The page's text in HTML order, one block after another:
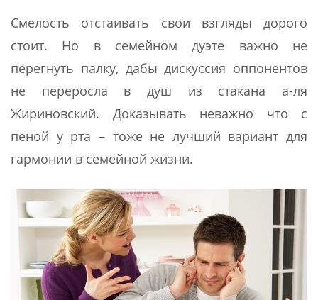
Смелость отстаивать свои взгляды дорого
стоит. Но в семейном дуэте важно не
перегнуть палку, дабы дискуссия оппонентов
не переросла в душ из стакана а-ля
Жириновский. Доказывать неважно что с
пеной у рта – тоже не лучший вариант для
гармонии в семейной жизни.